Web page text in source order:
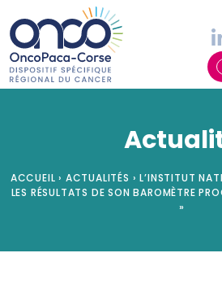
ACCUEIL › ACTUALITÉS › L’INSTITUT
LES RÉSULTATS DE SON BAROMÈTRE
»
Panneau de gestion des cookies